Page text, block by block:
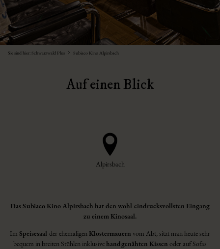
Sie sind hier: Schwarzwald Plus Subiaco Kino Alpirsbach
Auf einen Blick
Alpirsbach
Das Subiaco Kino Alpirsbach hat den wohl eindrucksvollsten Eingang
zu einem Kinosaal.
Im Speisesaal der ehemaligen Klostermauern vom Abt, sitzt man heute sehr
bequem in breiten Stühlen inklusive handgenähten Kissen oder auf Sofas